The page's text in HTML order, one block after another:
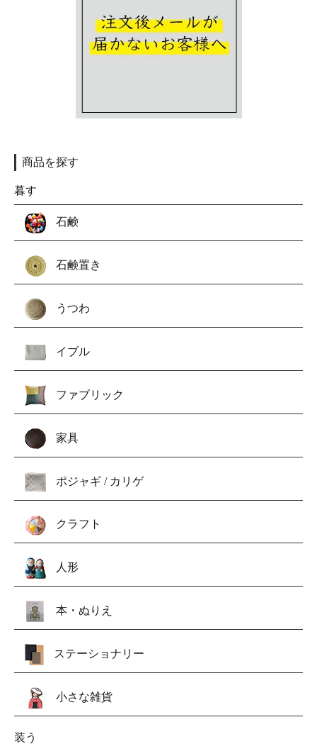
商品を探す
暮す
石鹸
石鹸置き
うつわ
イブル
ファブリック
家具
ポジャギ / カリゲ
クラフト
人形
本・ぬりえ
ステーショナリー
小さな雑貨
装う